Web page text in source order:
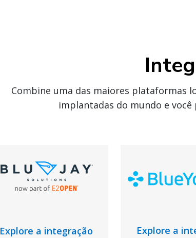
Combine uma das maiores plataformas
implantadas do mundo e
Explore a integração
Explore a